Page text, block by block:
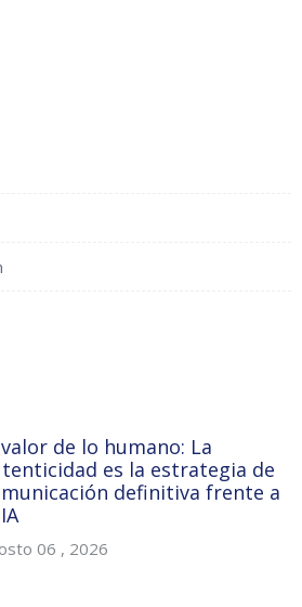
valor de lo humano: La
es la estrategia de
definitiva frente a
06 , 2026